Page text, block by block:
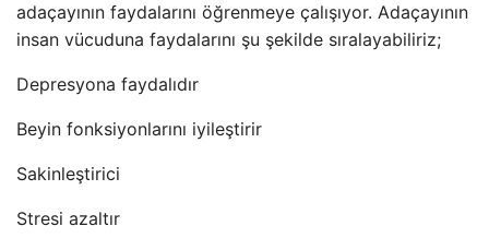
adaçayının faydalarını öğrenmeye çalışıyor. Adaçayının
insan vücuduna faydalarını şu şekilde sıralayabiliriz;
Depresyona faydalıdır
Beyin fonksiyonlarını iyileştirir
Sakinleştirici
Stresi azaltır